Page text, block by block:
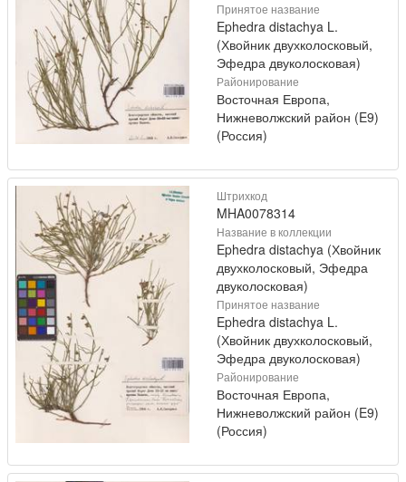
Принятое название
Ephedra distachya L.
(Хвойник двухколосковый,
Эфедра двуколосковая)
Районирование
Восточная Европа,
Нижневолжский район (E9)
(Россия)
Штрихкод
MHA0078314
Название в коллекции
Ephedra distachya (Хвойник
двухколосковый, Эфедра
двуколосковая)
Принятое название
Ephedra distachya L.
(Хвойник двухколосковый,
Эфедра двуколосковая)
Районирование
Восточная Европа,
Нижневолжский район (E9)
(Россия)